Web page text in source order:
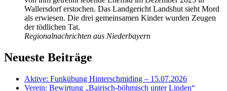
Wallersdorf erstochen. Das Landgericht Landshut sieht Mord
als erwiesen. Die drei gemeinsamen Kinder wurden Zeugen
der tödlichen Tat.
Regionalnachrichten aus Niederbayern
Neueste Beiträge
Aktive: Funkübung Hinterschmiding – 15.07.2026
Verein: Bewirtung „Bairisch-böhmisch unter Linden“